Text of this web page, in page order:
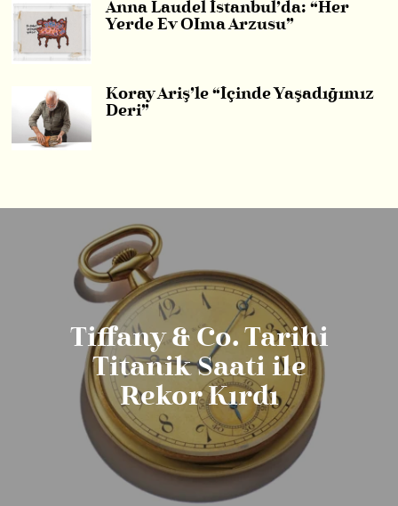
Anna Laudel İstanbul’da: “Her
Yerde Ev OIma Arzusu”
Koray Ariş’le “İçinde Yaşadığımız
Deri”
Tiffany & Co. Tarihi
Titanik Saati ile
Rekor Kırdı